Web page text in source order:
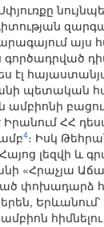
այս
գործադրված
էլ
պետական
ամբիոնի
Իրանում ՀՀ
4։ Իսկ
լեզվի և
«Հրաչյա
փոխադարձ